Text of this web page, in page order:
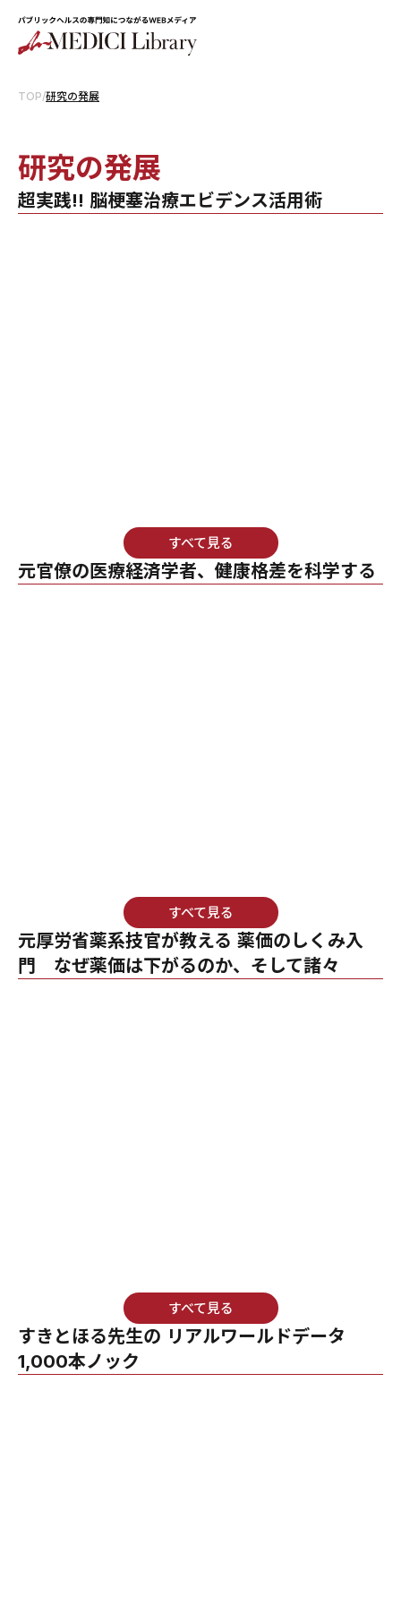
TOP/研究の発展
研究の発展
超実践!! 脳梗塞治療エビデンス活用術
すべて見る
元官僚の医療経済学者、健康格差を科学する
すべて見る
元厚労省薬系技官が教える 薬価のしくみ入
門 なぜ薬価は下がるのか、そして諸々
すべて見る
すきとほる先生の リアルワールドデータ
1,000本ノック